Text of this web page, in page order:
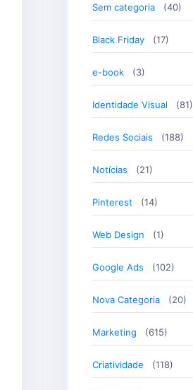
Sem categoria (40)
Black Friday (17)
e-book (3)
Identidade Visual (81)
Redes Sociais (188)
Notícias (21)
Pinterest (14)
Web Design (1)
Google Ads (102)
Nova Categoria (20)
Marketing (615)
Criatividade (118)